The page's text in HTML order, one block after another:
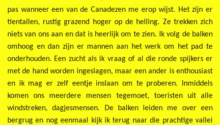
pas wanneer een van de Canadezen me erop wijst. Het zijn er
tientallen, rustig grazend hoger op de helling. Ze trekken zich
niets van ons aan en dat is heerlijk om te zien. Ik volg de balken
omhoog en dan zijn er mannen aan het werk om het pad te
onderhouden. Een zucht als ik vraag of al die ronde spijkers er
met de hand worden ingeslagen, maar een ander is enthousiast
en ik mag er zelf eentje inslaan om te proberen. Inmiddels
komen ons meerdere mensen tegemoet, toeristen uit alle
windstreken, dagjesmensen. De balken leiden me over een
bergrug en nog eenmaal kijk ik terug naar die prachtige vallei